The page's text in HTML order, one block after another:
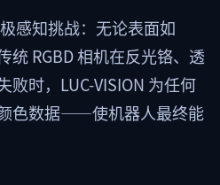
感知挑战：无论表面如
统 RGBD 相机在反光铬、透
败时，LUC-VISION 为任何
色数据——使机器人最终能